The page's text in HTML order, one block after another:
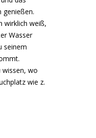
genießen.
wirklich weiß,
Wasser
seinem
wissen, wo
wie z.